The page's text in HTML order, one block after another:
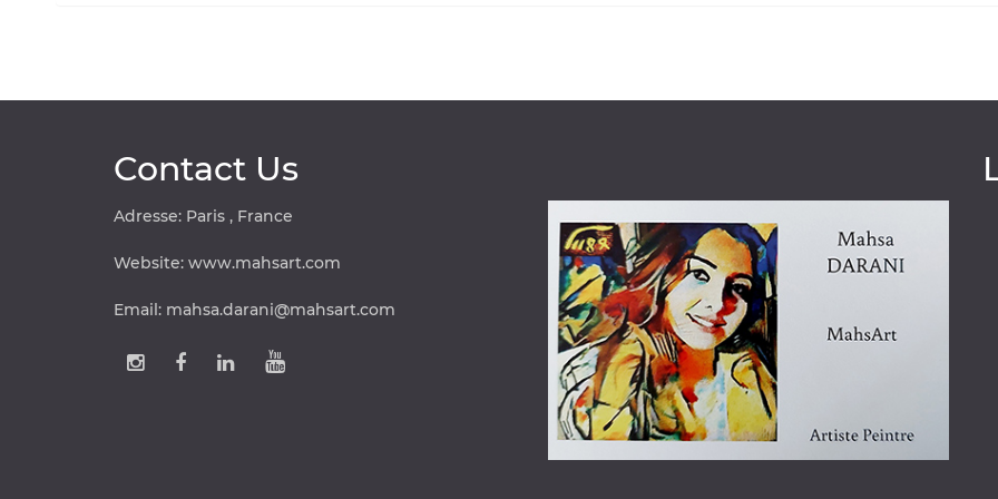
Contact Us
Adresse: Paris , France
Website: www.mahsart.com
Email: mahsa.darani@mahsart.com